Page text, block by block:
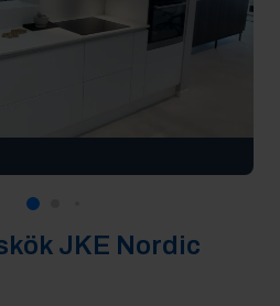
JKE Nordic